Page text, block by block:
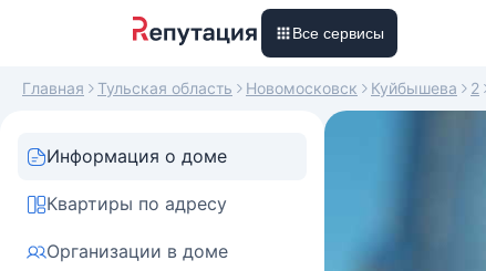
Все сервисы
Главная Тульская область Новомосковск Куйбышева 2
Информация о доме
Квартиры по адресу
Организации в доме